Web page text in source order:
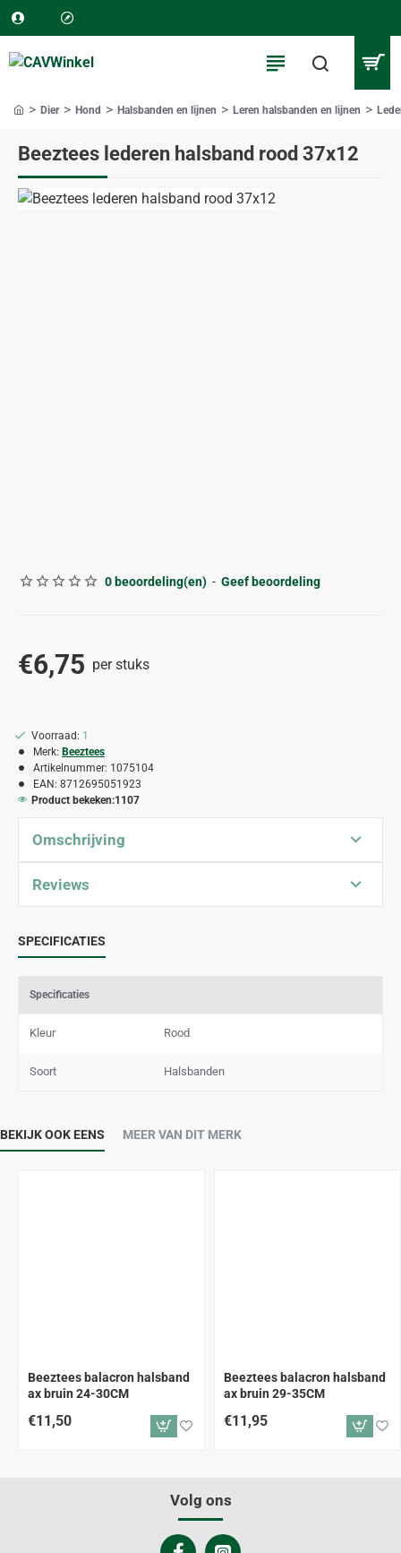
Beeztees lederen halsband rood 37x12
Dier Hond Halsbanden en lijnen Leren halsbanden en lijnen
0 beoordeling(en) - Geef beoordeling
€6,75 per stuks
Voorraad: 1
Merk: Beeztees
Artikelnummer: 1075104
EAN: 8712695051923
Product bekeken:1107
Omschrijving
Reviews
SPECIFICATIES
Specificaties
Kleur Rood
Soort Halsbanden
BEKIJK OOK EENS MEER VAN DIT MERK
Beeztees balacron halsband
ax bruin 24-30CM
€11,50
Beeztees balacron halsband
ax bruin 29-35CM
€11,95
Volg ons